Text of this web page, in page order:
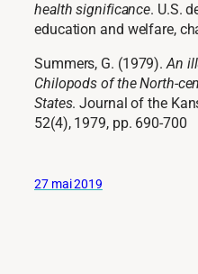
health significance. U.S.
education and welfare,
Summers, G. (1979).An
Chilopods of the North-
States. Journal of the
52(4), 1979, pp. 690-700
27 mai 2019